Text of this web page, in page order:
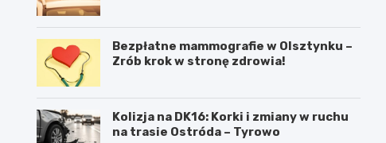
Bezpłatne mammografie w Olsztynku –
Zrób krok w stronę zdrowia!
Kolizja na DK16: Korki i zmiany w ruchu
na trasie Ostróda – Tyrowo